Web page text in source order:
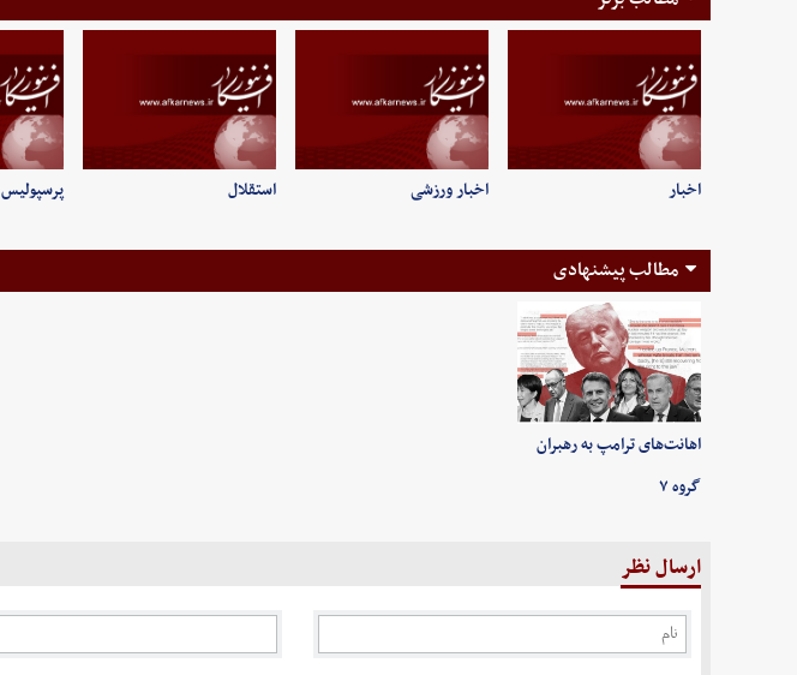
اخبار اخبار ورزشی استقلال پرسپولیس
مطالب پیشنهادی
اهانت‌های ترامپ به رهبران
گروه ۷
ارسال نظر